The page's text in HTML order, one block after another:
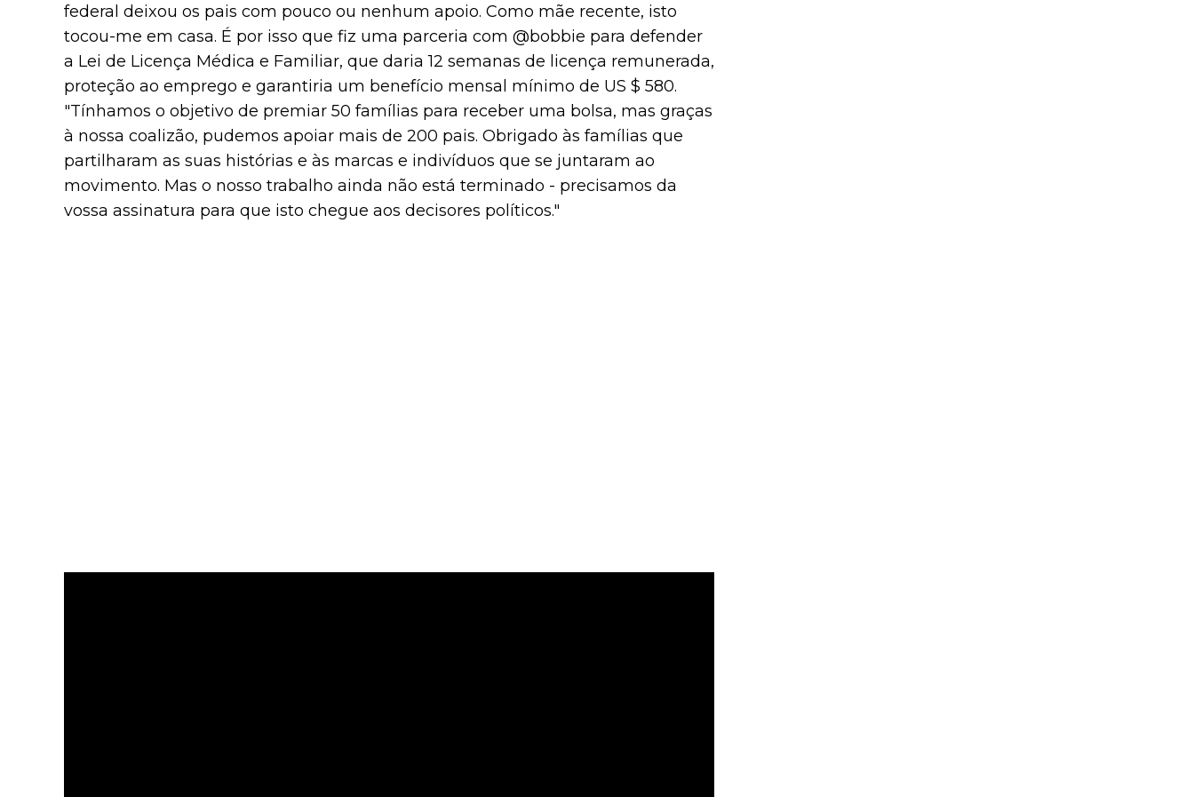
federal deixou os pais com pouco ou nenhum apoio. Como mãe recente, isto
tocou-me em casa. É por isso que fiz uma parceria com @bobbie para defender
a Lei de Licença Médica e Familiar, que daria 12 semanas de licença remunerada,
proteção ao emprego e garantiria um benefício mensal mínimo de US $ 580.
"Tínhamos o objetivo de premiar 50 famílias para receber uma bolsa, mas graças
à nossa coalizão, pudemos apoiar mais de 200 pais. Obrigado às famílias que
partilharam as suas histórias e às marcas e indivíduos que se juntaram ao
movimento. Mas o nosso trabalho ainda não está terminado - precisamos da
vossa assinatura para que isto chegue aos decisores políticos."